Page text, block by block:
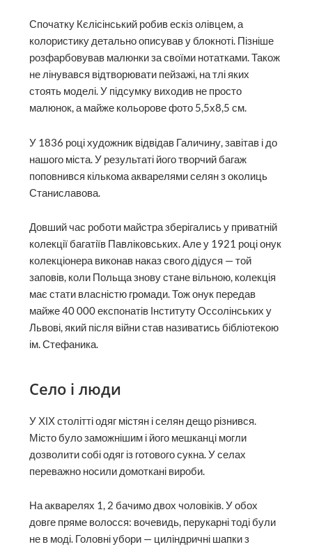
Спочатку Кєлісінський робив ескіз олівцем, а
колористику детально описував у блокноті. Пізніше
розфарбовував малюнки за своїми нотатками. Також
не лінувався відтворювати пейзажі, на тлі яких
стоять моделі. У підсумку виходив не просто
малюнок, а майже кольорове фото 5,5х8,5 см.
У 1836 році художник відвідав Галичину, завітав і до
нашого міста. У результаті його творчий багаж
поповнився кількома акварелями селян з околиць
Станиславова.
Довший час роботи майстра зберігались у приватній
колекції багатіїв Павліковських. Але у 1921 році онук
колекціонера виконав наказ свого дідуся — той
заповів, коли Польща знову стане вільною, колекція
має стати власністю громади. Тож онук передав
майже 40 000 експонатів Інституту Оссолінських у
Львові, який після війни став називатись бібліо­текою
ім. Стефаника.
Село і люди
У ХІХ столітті одяг містян і селян дещо різнився.
Місто було заможнішим і його мешканці могли
дозволити собі одяг із готового сукна. У селах
переважно носили домо­ткані вироби.
На акварелях 1, 2 бачимо двох чоловіків. У обох
довге пряме волосся: вочевидь, перукарні тоді були
не в моді. Головні убори — циліндричні шапки з